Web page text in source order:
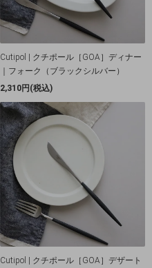
Cutipol | クチポール［GOA］ディナー
｜フォーク（ブラックシルバー）
2,310円(税込)
Cutipol | クチポール［GOA］デザート